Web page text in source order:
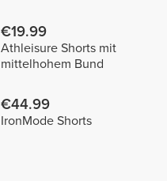
€19.99
Athleisure Shorts mit
mittelhohem Bund
€44.99
IronMode Shorts